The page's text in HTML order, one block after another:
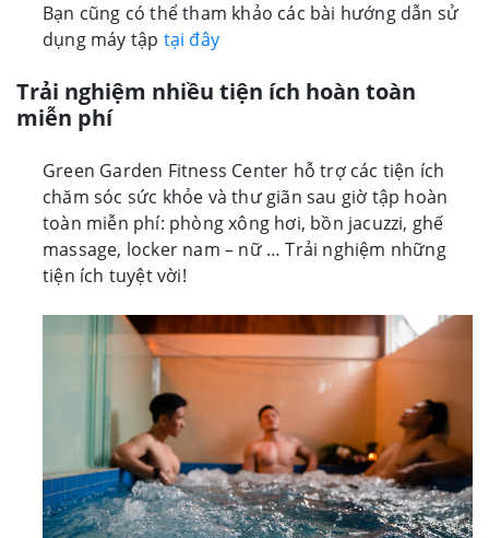
Bạn cũng có thể tham khảo các bài hướng dẫn sử
dụng máy tập tại đây
Trải nghiệm nhiều tiện ích hoàn toàn
miễn phí
Green Garden Fitness Center hỗ trợ các tiện ích
chăm sóc sức khỏe và thư giãn sau giờ tập hoàn
toàn miễn phí: phòng xông hơi, bồn jacuzzi, ghế
massage, locker nam – nữ … Trải nghiệm những
tiện ích tuyệt vời!